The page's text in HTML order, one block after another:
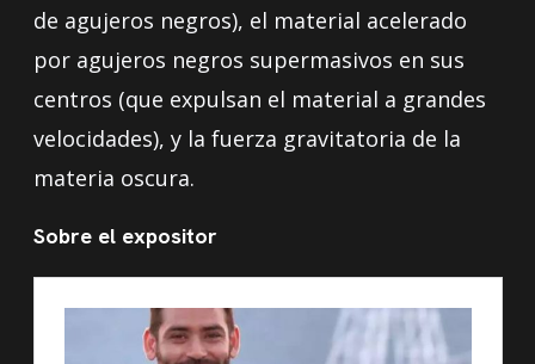
de agujeros negros), el material acelerado
por agujeros negros supermasivos en sus
centros (que expulsan el material a grandes
velocidades), y la fuerza gravitatoria de la
materia oscura.
Sobre el expositor